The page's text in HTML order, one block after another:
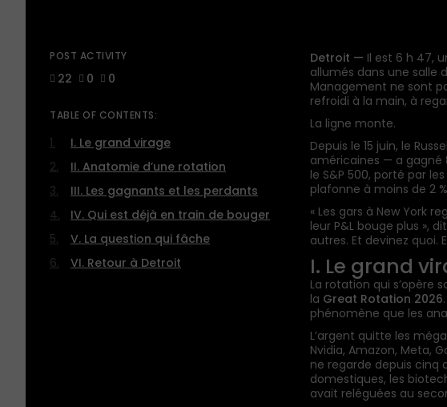
Detroit — Il est 6 h 47,
allumés dans une salle
Management ne sont
refroidi à la main, à
La ligne monte.
Depuis le 15 juin, le
américaines — a gagné
le S&P 500, porté par
plafonne à moins de 2
« Les gars à New York
leur P&L bouge plus »,
autres. Et devinez quoi.
I. Le grand
La rotation qui s’opère
la Great Rotation 2026
phénomène que les
L’argent quitte les
Nvidia, Amazon, Meta,
ne regarde depuis cinq
domestiques, les
avait reléguées au
POST ACTIVITY
22 0 0
TABLE OF CONTENTS:
I. Le grand virage
II. Anatomie d’une rotation
III. Les gagnants et les perdants
IV. Qui est déjà en train de bouger
V. La question qui fâche
VI. Retour à Detroit